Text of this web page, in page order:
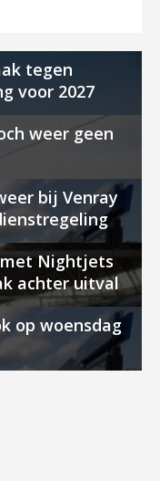
tegen
voor 2027
weer geen
bij Venray
Nightjets
achter uitval
op woensdag